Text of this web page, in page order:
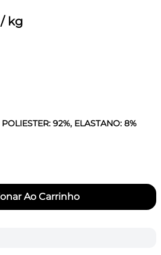
/ kg
POLIESTER: 92%, ELASTANO: 8%